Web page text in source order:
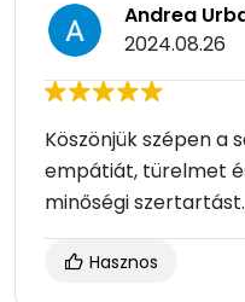
Andrea
2024.08.26
Köszönjük szépen a
empátiát, türelmet
minőségi szertartást.
Hasznos